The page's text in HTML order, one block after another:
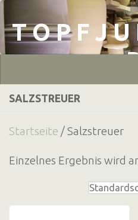
Zum Inhalt springen
T O P F J U
SALZSTREUER
Startseite / Salzstreuer
Einzelnes Ergebnis wird